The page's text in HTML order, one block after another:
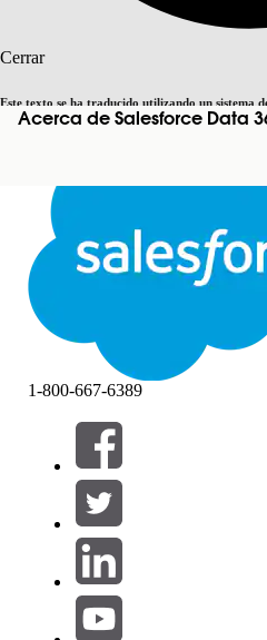
Cerrar
Este texto se ha traducido utilizando un sistema
informaciónaquí. Cambiar a inglés
Cerrar Cerrar
Acerca de Salesforce Data
Filtros (0)
SELECCIONAR FILTROS
Área de productos
1-800-667-6389